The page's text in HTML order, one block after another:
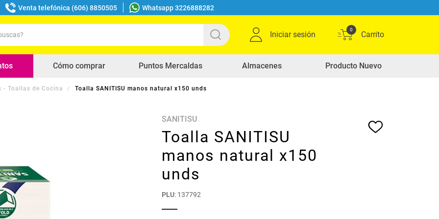
Venta telefónica (606) 8850505 Whatsapp 3226888282
Iniciar sesión
0
Cómo comprar Puntos Mercaldas Almacenes Producto Nuevo
- Toallas de Cocina Toalla SANITISU manos natural x150 unds
SANITISU
Toalla SANITISU
manos natural x150
unds
PLU: 137792
buscados